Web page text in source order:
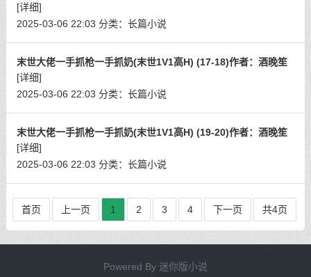
[详细]
2025-03-06 22:03 分类： 长篇小说
末世大佬一手抓枪一手抓奶(末世1V1高H) (17-18)作者：酒晚笙
[详细]
2025-03-06 22:03 分类： 长篇小说
末世大佬一手抓枪一手抓奶(末世1V1高H) (19-20)作者：酒晚笙
[详细]
2025-03-06 22:03 分类： 长篇小说
首页 上一页 1 2 3 4 下一页 共4页
Powered By 迷你版小说